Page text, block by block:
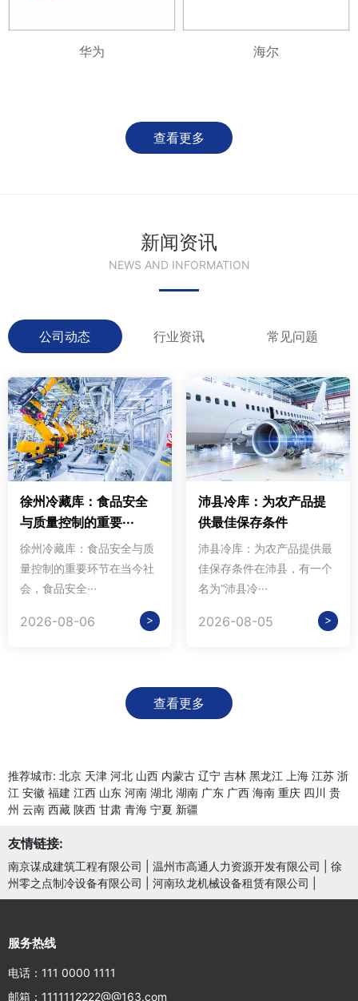
华为 海尔
查看更多
新闻资讯
NEWS AND INFORMATION
公司动态 行业资讯 常见问题
徐州冷藏库：食品安全
与质量控制的重要···
徐州冷藏库：食品安全与质
量控制的重要环节在当今社
会，食品安全···
2026-08-06 >
沛县冷库：为农产品提
供最佳保存条件
沛县冷库：为农产品提供最
佳保存条件在沛县，有一个
名为“沛县冷···
2026-08-05 >
查看更多
推荐城市: 北京 天津 河北 山西 内蒙古 辽宁 吉林 黑龙江 上海 江苏 浙
江 安徽 福建 江西 山东 河南 湖北 湖南 广东 广西 海南 重庆 四川 贵
州 云南 西藏 陕西 甘肃 青海 宁夏 新疆
友情链接:
南京谋成建筑工程有限公司 温州市高通人力资源开发有限公司
徐
州零之点制冷设备有限公司
河南玖龙机械设备租赁有限公司
服务热线
电话：111 0000 1111
邮箱：1111112222@@163.com